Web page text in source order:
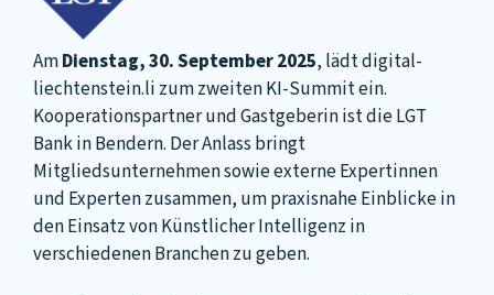
AmDienstag, 30. September 2025, lädt digital-
liechtenstein.li zum zweiten KI-Summit ein.
Kooperationspartner und Gastgeberin ist die LGT
Bank in Bendern. Der Anlass bringt
Mitgliedsunternehmen sowie externe Expertinnen
und Experten zusammen, um praxisnahe Einblicke in
den Einsatz von Künstlicher Intelligenz in
verschiedenen Branchen zu geben.